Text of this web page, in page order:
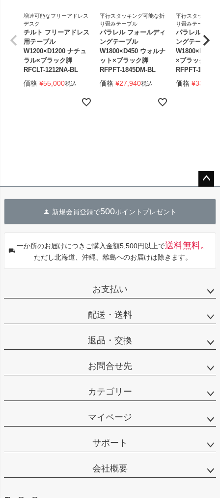
増連可能なフリーアドレス
デスク
チルト フリーアドレス
用テーブル
W1200×D1200 ナチュ
ラル×ブラック脚
RFCLT-1212NA-BL
価格 ¥55,000税込
平行スタッキング可能な折
り畳みテーブル
パラレル フォールディ
ングテーブル
W1800×D450 ウォルナ
ット×ブラック脚
RFPFT-1845DM-BL
価格 ¥27,940税込
平行スタッキン
り畳みテーブル
パラレル フォ
ングテーブル
W1800×D450
×ブラック脚
RFPFT-
価格 ¥33,440
へ
新規会員登録で500ポイントプレゼント
一か所のお届けにつきご購入金額5,500円以上で送料無料。
ただし北海道、沖縄、離島へのお届けは除きます。
お支払い
配送・送料
返品・交換
お問合せ先
カテゴリー
マイページ
サポート
会社概要